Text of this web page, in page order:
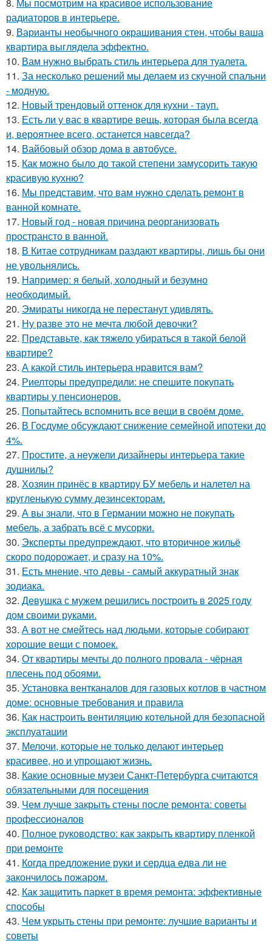
радиаторов в интерьере.
9. Варианты необычного окрашивания стен, чтобы ваша
квартира выглядела эффектно.
10. Вам нужно выбрать стиль интерьера для туалета.
11. За несколько решений мы делаем из скучной спальни
- модную.
12. Новый трендовый оттенок для кухни - тауп.
13. Есть ли у вас в квартире вещь, которая была всегда
и, вероятнее всего, останется навсегда?
14. Вайбовый обзор дома в автобусе.
15. Как можно было до такой степени замусорить такую
красивую кухню?
16. Мы представим, что вам нужно сделать ремонт в
ванной комнате.
17. Новый год - новая причина реорганизовать
пространсто в ванной.
18. В Китае сотрудникам раздают квартиры, лишь бы они
не увольнялись.
19. Например: я белый, холодный и безумно
необходимый.
20. Эмираты никогда не перестанут удивлять.
21. Ну разве это не мечта любой девочки?
22. Представьте, как тяжело убираться в такой белой
квартире?
23. А какой стиль интерьера нравится вам?
24. Риелторы предупредили: не спешите покупать
квартиры у пенсионеров.
25. Попытайтесь вспомнить все вещи в своём доме.
26. В Госдуме обсуждают снижение семейной ипотеки до
4%.
27. Простите, а неужели дизайнеры интерьера такие
душнилы?
28. Хозяин принёс в квартиру БУ мебель и налетел на
кругленькую сумму дезинсекторам.
29. А вы знали, что в Германии можно не покупать
мебель, а забрать всё с мусорки.
30. Эксперты предупреждают, что вторичное жильё
скоро подорожает, и сразу на 10%.
31. Есть мнение, что девы - самый аккуратный знак
зодиака.
32. Девушка с мужем решились построить в 2025 году
дом своими руками.
33. А вот не смейтесь над людьми, которые собирают
хорошие вещи с помоек.
34. От квартиры мечты до полного провала - чёрная
плесень под обоями.
35. Установка вентканалов для газовых котлов в частном
доме: основные требования и правила
36. Как настроить вентиляцию котельной для безопасной
эксплуатации
37. Мелочи, которые не только делают интерьер
красивее, но и упрощают жизнь.
38. Какие основные музеи Санкт-Петербурга считаются
обязательными для посещения
39. Чем лучше закрыть стены после ремонта: советы
профессионалов
40. Полное руководство: как закрыть квартиру пленкой
при ремонте
41. Когда предложение руки и сердца едва ли не
закончилось пожаром.
42. Как защитить паркет в время ремонта: эффективные
способы
43. Чем укрыть стены при ремонте: лучшие варианты и
советы